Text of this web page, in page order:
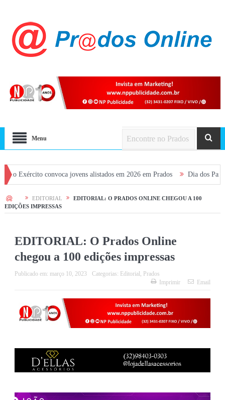
Menu
convoca jovens alistados em 2026 em Prados Dia dos Pais terá fim de
HOME EDITORIAL
EDITORIAL: O PRADOS ONLINE CHEGOU A 100
EDIÇÕES IMPRESSAS
EDITORIAL: O Prados Online
chegou a 100 edições impressas
Publicado em: março 10, 2023 Categorias: Editorial , Prados
Imprimir
Email